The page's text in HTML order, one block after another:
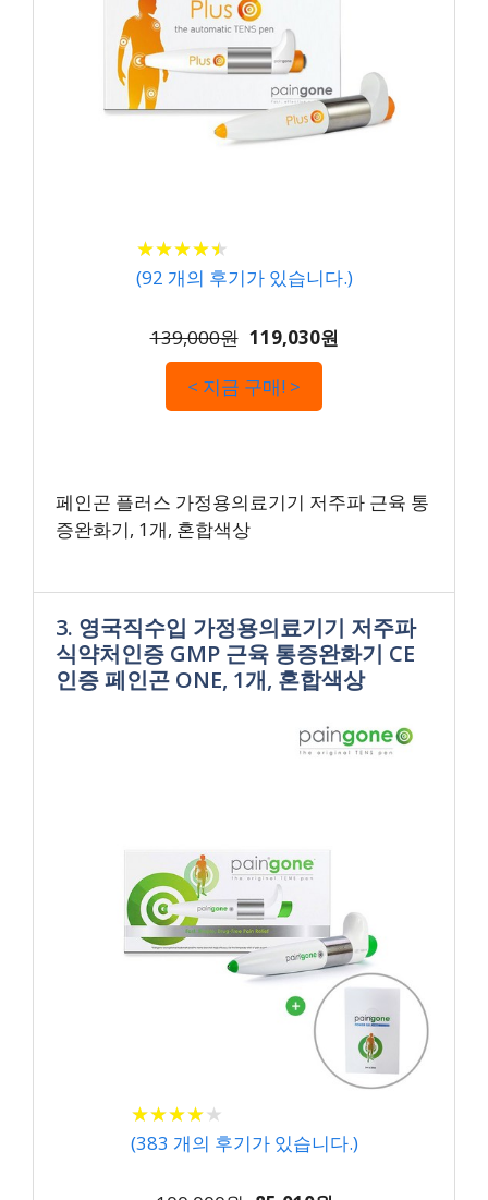
★★★★★
★★★★★
(92 개의 후기가 있습니다.)
139,000원 119,030원
< 지금 구매! >
페인곤 플러스 가정용의료기기 저주파 근육 통
증완화기, 1개, 혼합색상
3. 영국직수입 가정용의료기기 저주파
식약처인증 GMP 근육 통증완화기 CE
인증 페인곤 ONE, 1개, 혼합색상
★★★★★
★★★★★
(383 개의 후기가 있습니다.)